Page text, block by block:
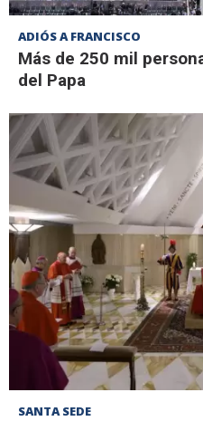
ADIÓS A FRANCISCO
Más de 250 mil
del Papa
SANTA SEDE